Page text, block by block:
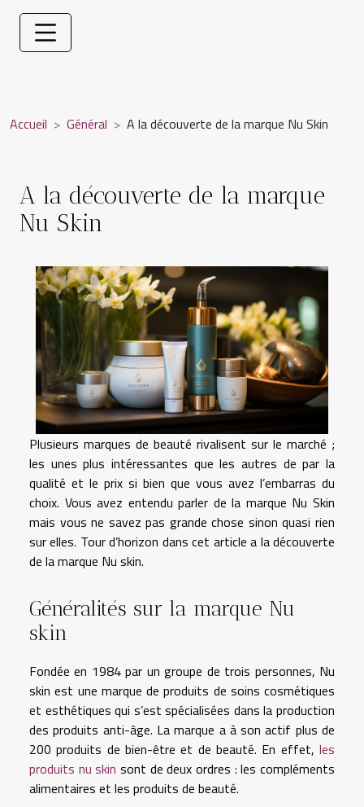
Accueil Général A la découverte de la marque Nu Skin
A la découverte de la marque
Nu Skin
Plusieurs marques de beauté rivalisent sur le marché ;
les unes plus intéressantes que les autres de par la
qualité et le prix si bien que vous avez l’embarras du
choix. Vous avez entendu parler de la marque Nu Skin
mais vous ne savez pas grande chose sinon quasi rien
sur elles. Tour d’horizon dans cet article a la découverte
de la marque Nu skin.
Généralités sur la marque Nu
skin
Fondée en 1984 par un groupe de trois personnes, Nu
skin est une marque de produits de soins cosmétiques
et esthétiques qui s’est spécialisées dans la production
des produits anti-âge. La marque a à son actif plus de
200 produits de bien-être et de beauté. En effet, les
produits nu skin sont de deux ordres : les compléments
alimentaires et les produits de beauté.